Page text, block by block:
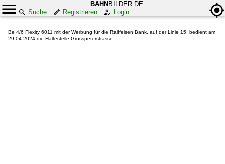
BAHN BILDER.DE
Suche
Registrieren Login
Be 4/6 Flexity 6011 mit der Werbung für die Raiffeisen Bank, auf der Linie 15, bedient am
29.04.2024 die Haltestelle Grosspeterstrasse